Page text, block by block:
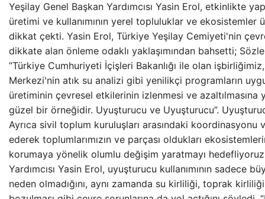
Yeşilay Genel Başkan Yardımcısı Yasin Erol, etkinlikte
üretimi ve kullanımının yerel topluluklar ve ekosistemler
dikkat çekti. Yasin Erol, Türkiye Yeşilay Cemiyeti'nin
dikkate alan önleme odaklı yaklaşımından bahsetti;
“Türkiye Cumhuriyeti İçişleri Bakanlığı ile olan
Merkezi'nin atık su analizi gibi yenilikçi programların
üretiminin çevresel etkilerinin izlenmesi ve azaltılmasına
güzel bir örneğidir. Uyuşturucu ve Uyuşturucu”.
Ayrıca sivil toplum kuruluşları arasındaki
ederek toplumlarımızın ve parçası oldukları
korumaya yönelik olumlu değişim yaratmayı
Yardımcısı Yasin Erol, uyuşturucu kullanımının sadece
neden olmadığını, aynı zamanda su kirliliği, toprak